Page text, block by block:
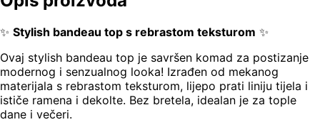
✨ Stylish bandeau top s rebrastom teksturom ✨
Ovaj stylish bandeau top je savršen komad za postizanje
modernog i senzualnog looka! Izrađen od mekanog
materijala s rebrastom teksturom, lijepo prati liniju tijela i
ističe ramena i dekolte. Bez bretela, idealan je za tople
dane i večeri.